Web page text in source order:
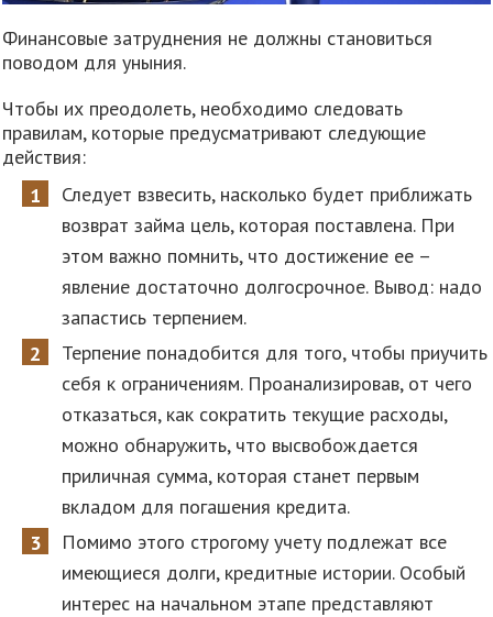
Финансовые затруднения не должны становиться
поводом для уныния.
Чтобы их преодолеть, необходимо следовать
правилам, которые предусматривают следующие
действия:
Следует взвесить, насколько будет приближать
возврат займа цель, которая поставлена. При
этом важно помнить, что достижение ее –
явление достаточно долгосрочное. Вывод: надо
запастись терпением.
Терпение понадобится для того, чтобы приучить
себя к ограничениям. Проанализировав, от чего
отказаться, как сократить текущие расходы,
можно обнаружить, что высвобождается
приличная сумма, которая станет первым
вкладом для погашения кредита.
Помимо этого строгому учету подлежат все
имеющиеся долги, кредитные истории. Особый
интерес на начальном этапе представляют